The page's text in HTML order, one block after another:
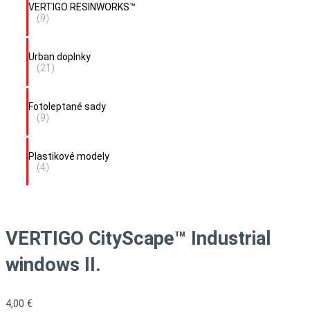
VERTIGO RESINWORKS™
(9)
Urban doplnky
(21)
Fotoleptané sady
(9)
Plastikové modely
(4)
VERTIGO CityScape™ Industrial
windows II.
4,00 €